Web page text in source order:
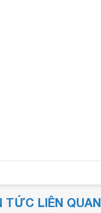
TỨC LIÊN QUAN